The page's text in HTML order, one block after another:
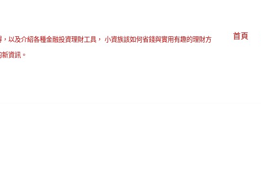
以及介紹各種金融投資理財工具， 小資族該如何省錢與實用有趣的理財方
資訊。
首頁